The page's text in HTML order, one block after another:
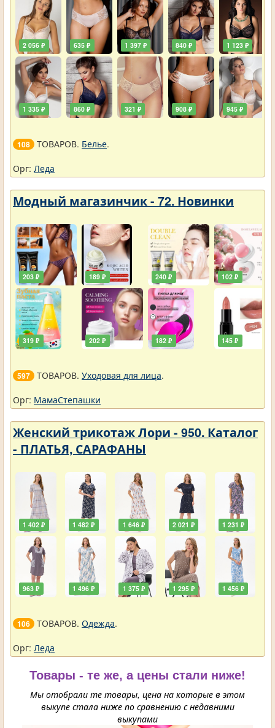
2 056 ₽
1 335 ₽
635 ₽
860 ₽
1 397 ₽
321 ₽
840 ₽
908 ₽
1 123 ₽
945 ₽
108 ТОВАРОВ. Белье.
Орг: Леда
Модный магазинчик - 72. Новинки
203 ₽
319 ₽
189 ₽
202 ₽
240 ₽
182 ₽
102 ₽
145 ₽
597 ТОВАРОВ. Уходовая для лица.
Орг: МамаСтепашки
Женский трикотаж Лори - 950. Каталог
- ПЛАТЬЯ, САРАФАНЫ
1 402 ₽
963 ₽
1 482 ₽
1 496 ₽
1 646 ₽
1 375 ₽
2 021 ₽
1 295 ₽
1 231 ₽
1 456 ₽
106 ТОВАРОВ. Одежда.
Орг: Леда
Товары - те же, а цены стали ниже!
Мы отобрали те товары, цена на которые в этом
выкупе стала ниже по сравнению с недавними
выкупами